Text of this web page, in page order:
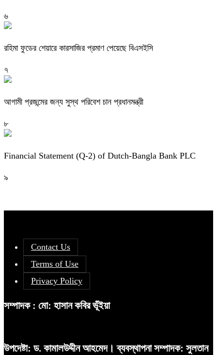
৬
রহিমা ফুডের শেয়ারে কারসাজির প্রমাণ পেয়েছে বিএসইসি
৭
আগামী প্রজন্মের জন্য সুস্থ পরিবেশ চান প্রধানমন্ত্রী
৮
Financial Statement (Q-2) of Dutch-Bangla Bank PLC
৯
Contact Us
Terms of Use
Privacy Policy
সম্পাদক : মো: হাসান কবির ভূঁইয়া
উপদেষ্টা: ড. কামালউদ্দীন আহমেদ। ব্যবস্থাপনা সম্পাদক: সুলতান